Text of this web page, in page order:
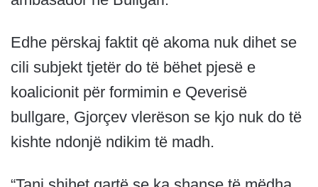
Edhe përskaj faktit që akoma nuk dihet se
cili subjekt tjetër do të bëhet pjesë e
koalicionit për formimin e Qeverisë
bullgare, Gjorçev vlerëson se kjo nuk do të
kishte ndonjë ndikim të madh.